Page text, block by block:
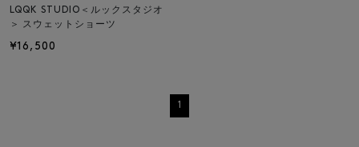
LQQK STUDIO＜ルックスタジオ
＞ スウェットショーツ
¥16,500
1